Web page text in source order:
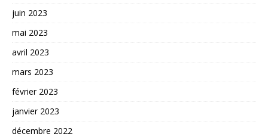
juin 2023
mai 2023
avril 2023
mars 2023
février 2023
janvier 2023
décembre 2022